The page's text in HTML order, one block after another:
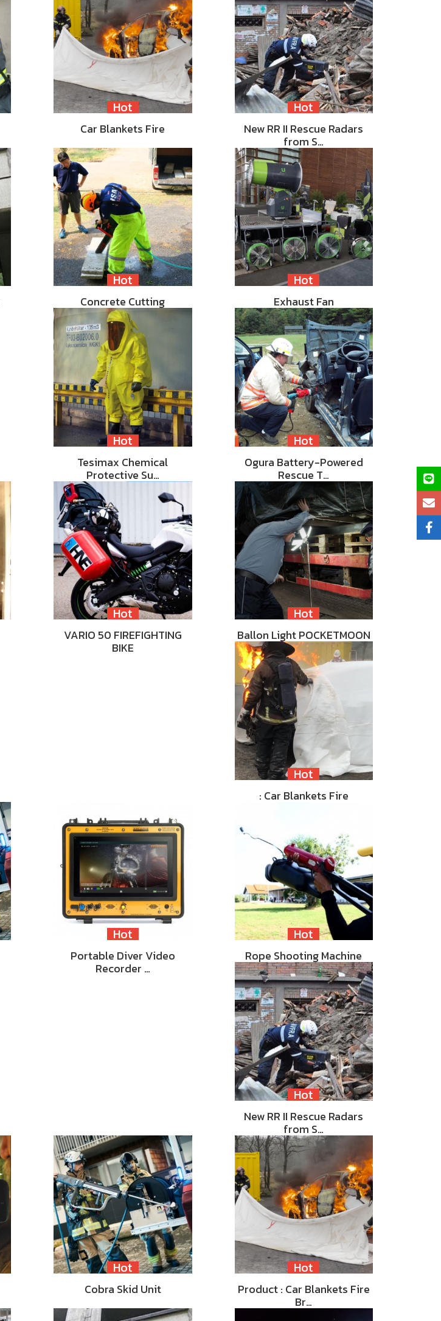
Hot
Car Blankets Fire
Hot
New RR II Rescue Radars
from S…
Hot
Concrete Cutting
Hot
Exhaust Fan
Hot
Tesimax Chemical
Protective Su…
Hot
Ogura Battery-Powered
Rescue T…
Hot
VARIO 50 FIREFIGHTING
BIKE
Hot
Ballon Light POCKETMOON
Hot
: Car Blankets Fire
Hot
Portable Diver Video
Recorder …
Hot
Rope Shooting Machine
Hot
New RR II Rescue Radars
from S…
Hot
Cobra Skid Unit
Hot
Product : Car Blankets Fire
Br…